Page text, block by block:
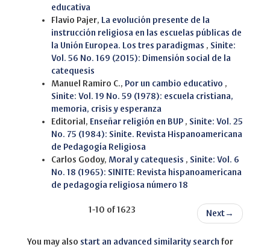
educativa
Flavio Pajer, La evolución presente de la
instrucción religiosa en las escuelas públicas de
la Unión Europea. Los tres paradigmas , Sinite:
Vol. 56 No. 169 (2015): Dimensión social de la
catequesis
Manuel Ramiro C., Por un cambio educativo ,
Sinite: Vol. 19 No. 59 (1978): escuela cristiana,
memoria, crisis y esperanza
Editorial, Enseñar religión en BUP , Sinite: Vol. 25
No. 75 (1984): Sinite. Revista Hispanoamericana
de Pedagogía Religiosa
Carlos Godoy, Moral y catequesis , Sinite: Vol. 6
No. 18 (1965): SINITE: Revista hispanoamericana
de pedagogía religiosa número 18
1-10 of 1623 Next →
You may also start an advanced similarity search for